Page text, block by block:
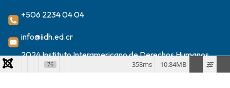
+506 2234 04 04
info@iidh.ed.cr
2024 Instituto Interamericano de Derechos Humanos
76 10.84MB
358ms